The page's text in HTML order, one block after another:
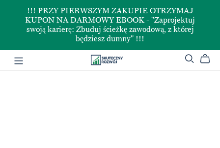
!!! PRZY PIERWSZYM ZAKUPIE OTRZYMAJ
KUPON NA DARMOWY EBOOK - "Zaprojektuj
swoją karierę: Zbuduj ścieżkę zawodową, z której
będziesz dumny" !!!